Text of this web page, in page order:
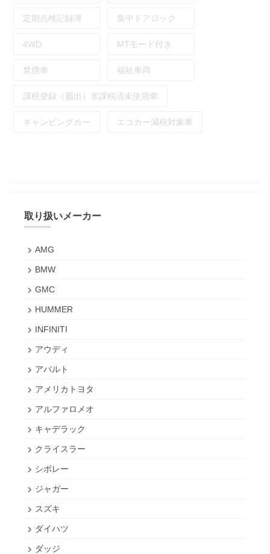
定期点検記録簿 集中ドアロック
4WD MTモード付き
禁煙車 福祉車両
課税登録（届出）非課税済未使用車
キャンピングカー エコカー減税対象車
取り扱いメーカー
AMG
BMW
GMC
HUMMER
INFINITI
アウディ
アバルト
アメリカトヨタ
アルファロメオ
キャデラック
クライスラー
シボレー
ジャガー
スズキ
ダイハツ
ダッジ